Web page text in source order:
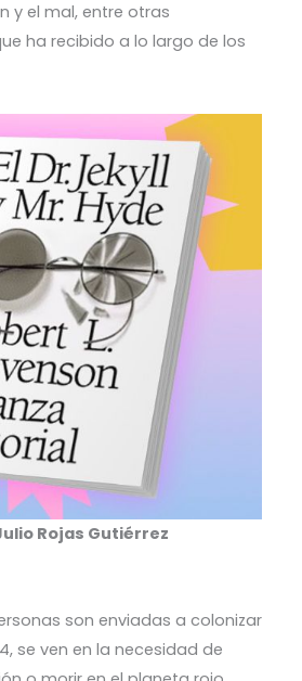
y el mal, entre otras
ha recibido a lo largo de los
Rojas Gutiérrez
son enviadas a colonizar
se ven en la necesidad de